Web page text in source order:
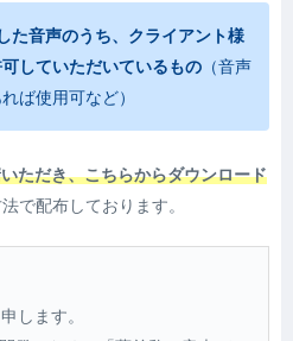
た音声のうち、クライアント様
していただいているもの （音声
ば使用可など）
ただき、こちらからダウンロード
で配布しております。
します。